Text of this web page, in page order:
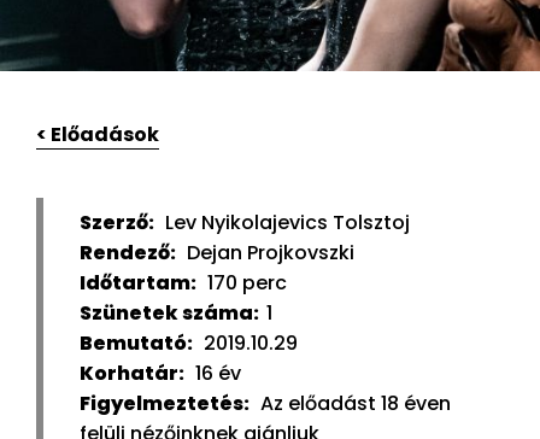
< Előadások
Szerző: Lev Nyikolajevics Tolsztoj
Rendező: Dejan Projkovszki
Időtartam: 170 perc
Szünetek száma: 1
Bemutató: 2019.10.29
Korhatár: 16 év
Figyelmeztetés: Az előadást 18 éven
felüli nézőinknek ajánljuk